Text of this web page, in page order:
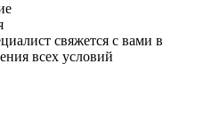
свяжется с вами в
всех условий